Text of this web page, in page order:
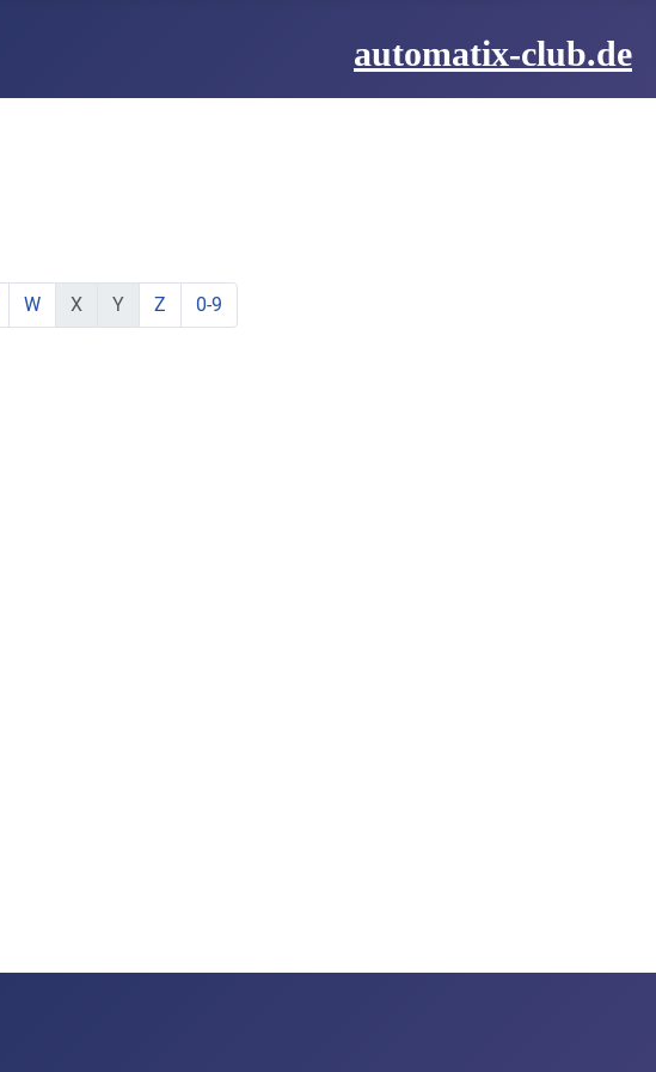
automatix-club.de
mit Buchstabe:
mit Buchstabe:
Elemente mit Buchstabe:
zeige Elemente mit Buchstabe:
W keine Elemente mit Buchstabe:
X keine Elemente mit Buchstabe:
Y zeige Elemente mit Buchstabe:
Z zeige Elemente mit Buchstabe:
0-9